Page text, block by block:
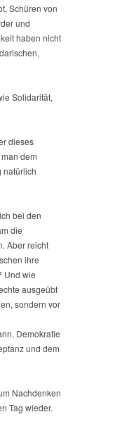
Schüren von
und
haben nicht
Solidarität,
dieses
dem
natürlich
bei den
die
Aber reicht
ihre
Und wie
ausgeübt
sondern vor
Demokratie
und dem
Nachdenken
Tag wieder.